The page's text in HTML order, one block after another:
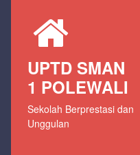
UPTD SMAN
1 POLEWALI
Sekolah Berprestasi dan
Unggulan